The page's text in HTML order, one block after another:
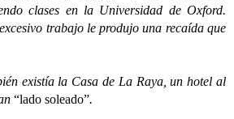
clases en la Universidad de Oxford.
trabajo le produjo una recaída que
la Casa de La Raya, un hotel al
“lado soleado”.